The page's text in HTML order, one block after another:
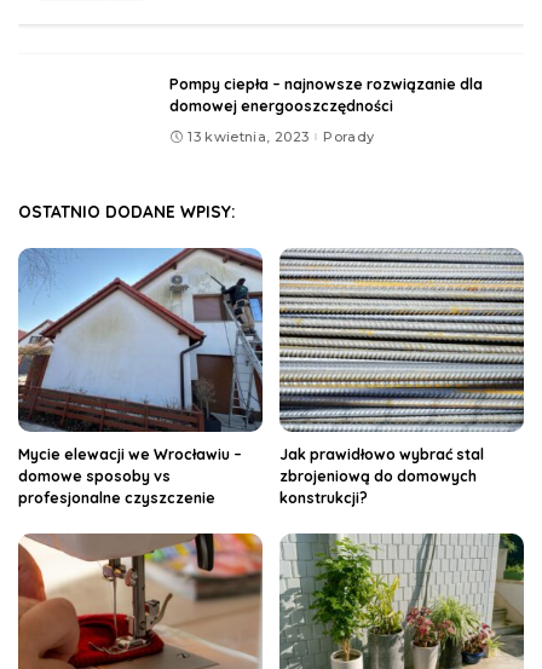
Pompy ciepła – najnowsze rozwiązanie dla
domowej energooszczędności
13 kwietnia, 2023 Porady
OSTATNIO DODANE WPISY:
Mycie elewacji we Wrocławiu –
domowe sposoby vs
profesjonalne czyszczenie
Jak prawidłowo wybrać stal
zbrojeniową do domowych
konstrukcji?